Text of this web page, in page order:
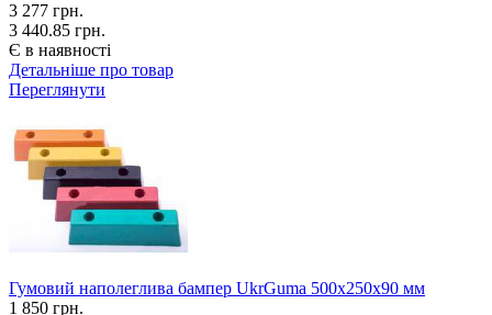
3 277 грн.
3 440.85 грн.
Є в наявності
Детальніше про товар
Переглянути
Гумовий наполеглива бампер UkrGuma 500х250х90 мм
1 850 грн.